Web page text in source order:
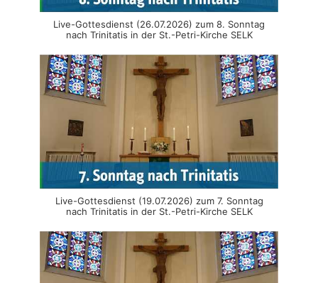
Live-Gottesdienst (26.07.2026) zum 8. Sonntag
nach Trinitatis in der St.-Petri-Kirche SELK
Live-Gottesdienst (19.07.2026) zum 7. Sonntag
nach Trinitatis in der St.-Petri-Kirche SELK